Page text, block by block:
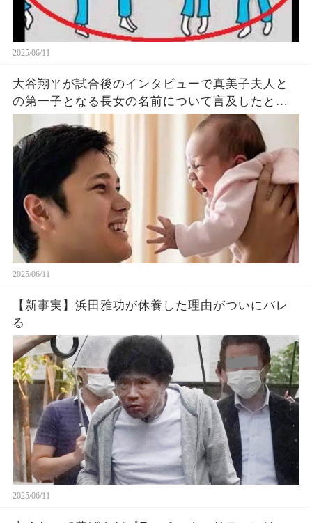
2025/06/11
大谷翔平が試合後のインタビューで真美子夫人と
の第一子となる長女の名前について言及したと話
題に！山本由伸や佐々木朗希は知ってそう！
2025/06/11
【新事実】浜田雅功が休養した理由がついにバレ
る
2025/06/11